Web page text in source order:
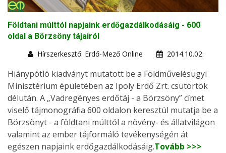
Földtani múlttól napjaink erdőgazdálkodásáig - 600
oldal a Börzsöny tájairól
Hírszerkesztő: Erdő-Mező Online
2014.10.02.
Hiánypótló kiadványt mutatott be a Földművelésügyi
Minisztérium épületében az Ipoly Erdő Zrt. csütörtök
délután. A „Vadregényes erdőtáj - a Börzsöny” címet
viselő tájmonográfia 600 oldalon keresztül mutatja be a
Börzsönyt - a földtani múlttól a növény- és állatvilágon
valamint az ember tájformáló tevékenységén át
egészen napjaink erdőgazdálkodásáig.Tovább >>>